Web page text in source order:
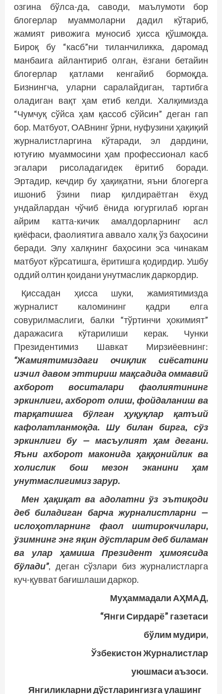
озгина бўлса-да, саводи, маълумоти бор
блогерлар муаммоларни дадил кўтариб,
жамият ривожига муносиб ҳисса қўшмоқда.
Бироқ бу “касб”ни тиланчиликка, даромад
манбаига айлантириб олган, ёзгани бетайин
блогерлар қатлами кенгайиб бормоқда.
Бизнингча, уларни саралайдиган, тартибга
оладиган вақт ҳам етиб келди. Халқимизда
“Чумчуқ сўйса ҳам қассоб сўйсин” деган гап
бор. Матбуот, ОАВнинг ўрни, нуфузини ҳақиқий
журналистларгина кўтаради, эл дардини,
ютуғию муаммосини ҳам профессионал касб
эгалари рисоладагидек ёритиб боради.
Эртадир, кечдир бу ҳақиқатни, яъни блогерга
ишониб ўзини пиар қилдираётган ёхуд
ундайлардан чўчиб ёнида югургилаб юрган
айрим катта-кичик амалдорларнинг асл
қиёфаси, фаолиятига аввало халқ ўз баҳосини
беради. Элу халқнинг баҳосини эса чинакам
матбуот кўрсатишга, ёритишга қодирдир. Ушбу
оддий олтин қоидани унутмаслик даркордир.
Қиссадан ҳисса шуки, жамиятимизда
журналист каломининг қадри елга
совурилмаслиги, балки “тўртинчи ҳокимият”
даражасига кўтарилиши керак. Чунки
Президентимиз Шавкат Мирзиёевнинг:
“Жамиятимиздаги очиқлик сиёсатини
изчил давом эттириш мақсадида оммавий
ахборот воситалари фаолиятининг
эркинлиги, ахборот олиш, фойдаланиш ва
тарқатишга бўлган ҳуқуқлар қатъий
кафолатланмоқда. Шу билан бирга, сўз
эркинлиги бу — масъулият ҳам дегани.
Яъни ахборот маконида ҳаққонийлик ва
холислик бош мезон эканини ҳам
унутмаслигимиз зарур.
Мен ҳақиқат ва адолатни ўз эътиқоди
деб биладиган барча журналистларни —
ислоҳотларнинг фаол иштирокчилари,
ўзимнинг энг яқин дўстларим деб биламан
ва улар ҳамиша Президент ҳимоясида
бўлади”, деган сўзлари биз журналистларга
куч-қувват бағишлаши даркор.
Муҳаммадали АҲМАД,
“Янги Сирдарё” газетаси
бўлим мудири,
Ўзбекистон Журналистлар
уюшмаси аъзоси.
Янгиликларни дўстларингизга улашинг